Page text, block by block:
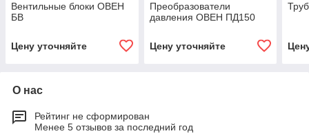
Вентильные блоки ОВЕН
БВ
Цену уточняйте
Преобразователи
давления ОВЕН ПД150
Цену уточняйте
О нас
Рейтинг не сформирован
Менее 5 отзывов за последний год